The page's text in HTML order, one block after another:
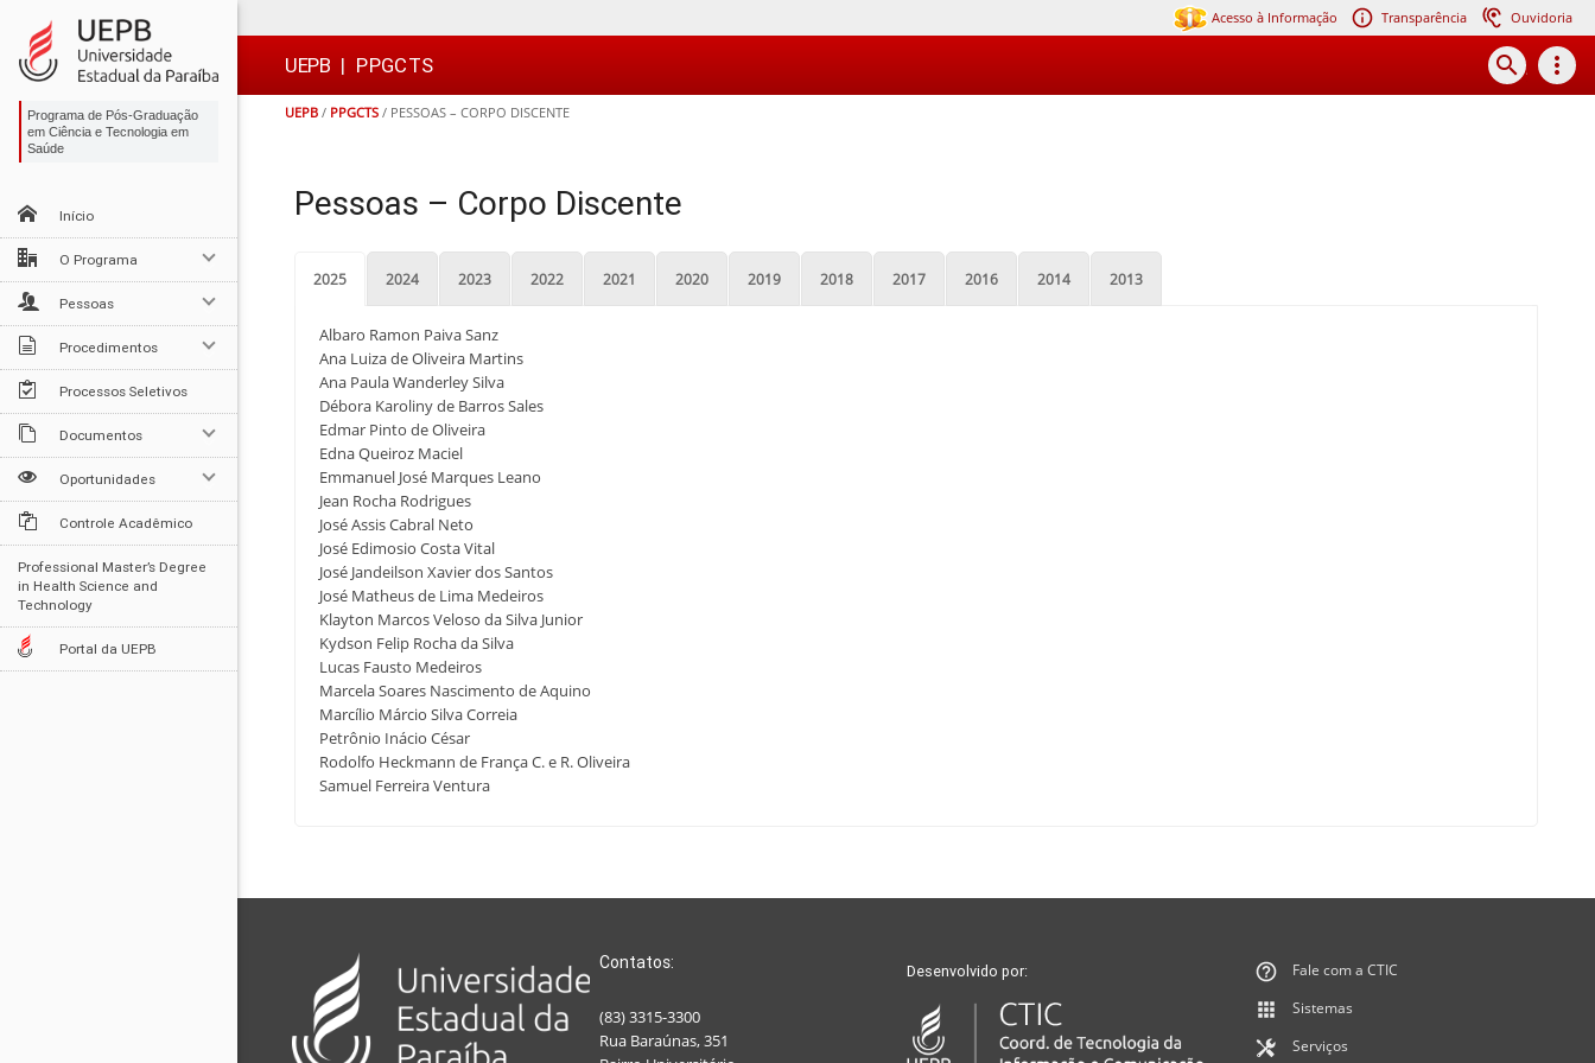
para
conteúdo
para
menu
para
busca
para
rodapé

Acesso à Informação Transparência Ouvidoria
UEPB | PPGCTS search more_vert
UEPB / PPGCTS / PESSOAS – CORPO DISCENTE
Programa de Pós-Graduação
em Ciência e Tecnologia em
Saúde
Início
O Programa
Pessoas
Procedimentos
Processos Seletivos
Documentos
Oportunidades
Controle Acadêmico
Professional Master’s Degree
in Health Science and
Technology
Portal da UEPB
Pessoas – Corpo Discente
2025 2024 2023 2022 2021 2020 2019 2018 2017 2016 2014 2013
Albaro Ramon Paiva Sanz
Ana Luiza de Oliveira Martins
Ana Paula Wanderley Silva
Débora Karoliny de Barros Sales
Edmar Pinto de Oliveira
Edna Queiroz Maciel
Emmanuel José Marques Leano
Jean Rocha Rodrigues
José Assis Cabral Neto
José Edimosio Costa Vital
José Jandeilson Xavier dos Santos
José Matheus de Lima Medeiros
Klayton Marcos Veloso da Silva Junior
Kydson Felip Rocha da Silva
Lucas Fausto Medeiros
Marcela Soares Nascimento de Aquino
Marcílio Márcio Silva Correia
Petrônio Inácio César
Rodolfo Heckmann de França C. e R. Oliveira
Samuel Ferreira Ventura
Contatos:
(83) 3315-3300
Rua Baraúnas, 351
Desenvolvido por:
Fale com a CTIC
Sistemas
Serviços